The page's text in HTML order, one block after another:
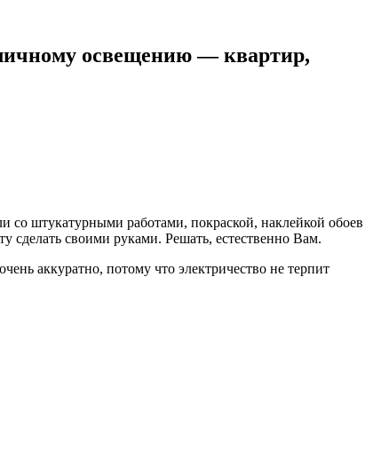
освещению — квартир,
со штукатурными работами, покраской, наклейкой обоев
сделать своими руками. Решать, естественно Вам.
аккуратно, потому что электричество не терпит